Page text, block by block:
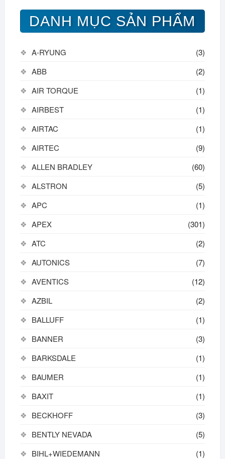
DANH MỤC SẢN PHẨM
A-RYUNG
(3)
ABB
(2)
AIR TORQUE
(1)
AIRBEST
(1)
AIRTAC
(1)
AIRTEC
(9)
ALLEN BRADLEY
(60)
ALSTRON
(5)
APC
(1)
APEX
(301)
ATC
(2)
AUTONICS
(7)
AVENTICS
(12)
AZBIL
(2)
BALLUFF
(1)
BANNER
(3)
BARKSDALE
(1)
BAUMER
(1)
BAXIT
(1)
BECKHOFF
(3)
BENTLY NEVADA
(5)
BIHL+WIEDEMANN
(1)